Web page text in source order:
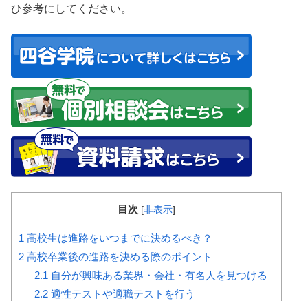
ひ参考にしてください。
目次 [非表示]
1 高校生は進路をいつまでに決めるべき？
2 高校卒業後の進路を決める際のポイント
2.1 自分が興味ある業界・会社・有名人を見つける
2.2適性テストや適職テストを行う